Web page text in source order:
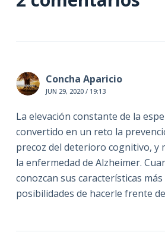
Concha Aparicio
JUN 29, 2020 / 19:13
La elevación constante de la
convertido en un reto la
precoz del deterioro cognitivo, y
la enfermedad de Alzheimer.
conozcan sus características
posibilidades de hacerle frente